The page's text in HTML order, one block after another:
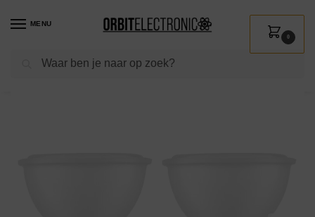
MENU
Zoeken
0
Shop / Verlichting / Lichtbronnen